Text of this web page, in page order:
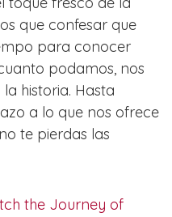
que confesar que
para conocer
podamos, nos
historia. Hasta
a lo que nos ofrece
te pierdas las
the Journey of